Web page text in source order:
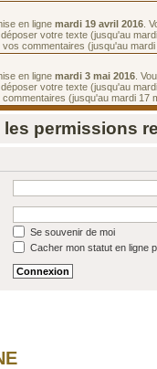
en ligne mardi 19 avril 2016 .
votre texte (jusqu'au
commentaires (jusqu'au mardi
en ligne mardi 3 mai 2016 .
votre texte (jusqu'au
(jusqu'au mardi 17
les permissions
Se souvenir de moi
Cacher mon statut en ligne